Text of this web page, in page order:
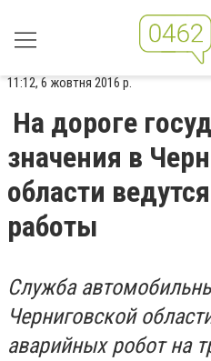
11:12, 6 жовтня 2016 р.
На дороге
значения в
области
работы
Служба
Черниговской
аварийных робот на